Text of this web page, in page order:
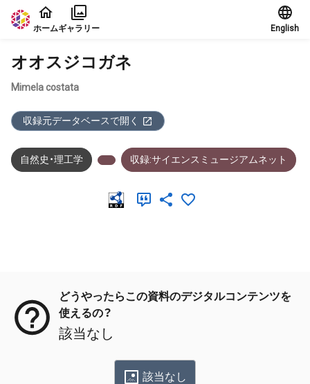
本文に飛ぶ
ホームギャラリー English
オオスジコガネ
Mimela costata
収録元データベースで開く
自然史・理工学 収録:サイエンスミュージアムネット
どうやったらこの資料のデジタルコンテンツを
使えるの？
該当なし
該当なし